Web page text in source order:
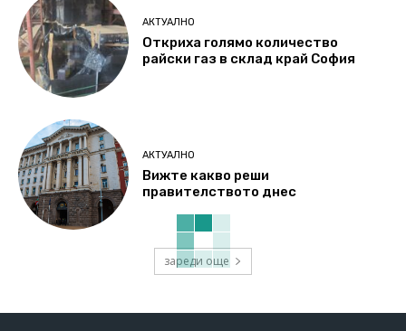
АКТУАЛНО
Откриха голямо количество
райски газ в склад край София
АКТУАЛНО
Вижте какво реши
правителството днес
зареди още